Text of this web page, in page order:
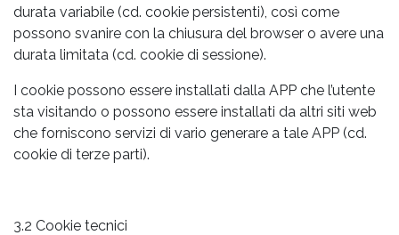
durata variabile (cd. cookie persistenti), così come
possono svanire con la chiusura del browser o avere una
durata limitata (cd. cookie di sessione).
I cookie possono essere installati dalla APP che l’utente
sta visitando o possono essere installati da altri siti web
che forniscono servizi di vario generare a tale APP (cd.
cookie di terze parti).
3.2 Cookie tecnici